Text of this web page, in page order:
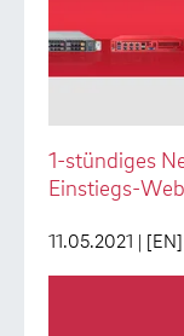
1-stündiges
Einstiegs-
11.05.2021 |